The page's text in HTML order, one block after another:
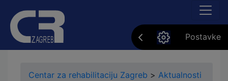
Postavke
Centar za rehabilitaciju Zagreb > Aktualnosti